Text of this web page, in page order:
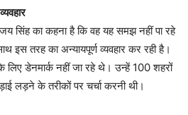
सिंह का कहना है कि वह यह समझ नहीं पा रहे
इस तरह का अन्यायपूर्ण व्यवहार कर रही है।
डेनमार्क नहीं जा रहे थे। उन्हें 100 शहरों
लड़ने के तरीकों पर चर्चा करनी थी।